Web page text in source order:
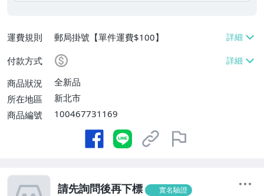
運費規則
郵局掛號【單件運費$100】
付款方式
商品狀況
全新品
所在地區
新北市
商品編號
100467731169
請先詢問後再下標 實名驗證